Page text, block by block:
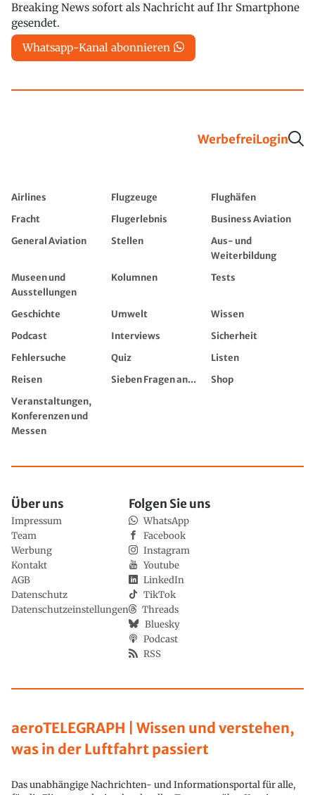
Breaking News sofort als Nachricht auf Ihr Smartphone
gesendet.
Whatsapp-Kanal abonnieren
WerbefreiLogin
Airlines Flugzeuge
Flughäfen
Fracht
Flugerlebnis
Business Aviation
General Aviation
Stellen
Aus- und
Weiterbildung
Museen und
Ausstellungen
Kolumnen Tests
Geschichte Umwelt
Wissen
Podcast
Interviews
Sicherheit
Fehlersuche
Quiz
Listen
Reisen
Sieben Fragen an...
Shop
Veranstaltungen,
Konferenzen und
Messen
aeroTELEGRAPH | Wissen und verstehen,
was in der Luftfahrt passiert
Das unabhängige Nachrichten- und Informationsportal für alle,
Über uns
Impressum
Team
Werbung
Kontakt
AGB
Datenschutz
Datenschutzeinstellungen
Folgen Sie uns
WhatsApp
Facebook
Instagram
Youtube
LinkedIn
TikTok
Threads
Bluesky
Podcast
RSS